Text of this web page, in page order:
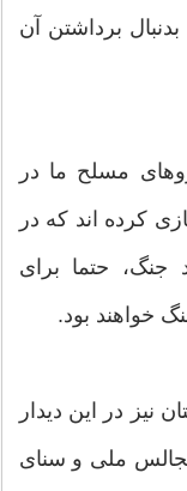
برداشتن آن
مسلح ما در
کرده اند که در
حتما برای
خواهند بود.
نیز در این دیدار
ملی و سنای